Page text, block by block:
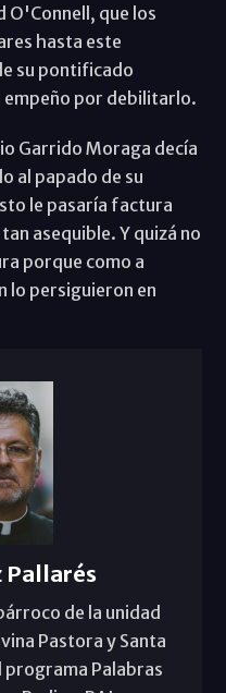
O'Connell, que los
hasta este
su pontificado
empeño por debilitarlo.
Garrido Moraga decía
al papado de su
le pasaría factura
asequible. Y quizá no
porque como a
lo persiguieron en
Pallarés
de la unidad
Pastora y Santa
programa Palabras